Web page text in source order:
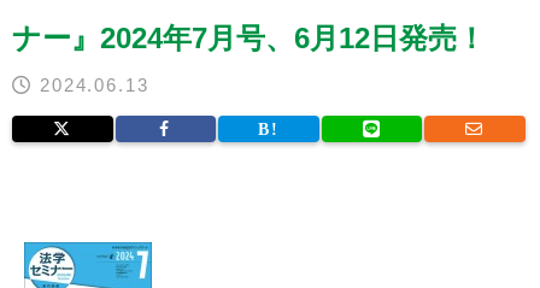
ナー』2024年7月号、6月12日発売！
2024.06.13